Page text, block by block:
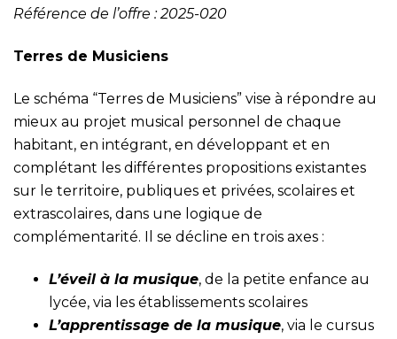
Référence de l’offre : 2025-020
Terres de Musiciens
Le schéma “Terres de Musiciens” vise à répondre au
mieux au projet musical personnel de chaque
habitant, en intégrant, en développant et en
complétant les différentes propositions existantes
sur le territoire, publiques et privées, scolaires et
extrascolaires, dans une logique de
complémentarité. Il se décline en trois axes :
L’éveil à la musique, de la petite enfance au
lycée, via les établissements scolaires
L’apprentissage de la musique, via le cursus